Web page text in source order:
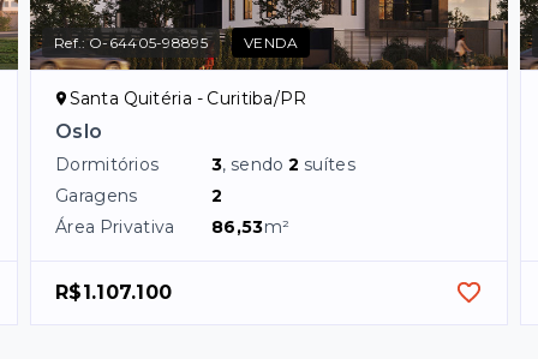
Ref.:O-64405-98895 VENDA
Santa Quitéria - Curitiba/PR
Oslo
Dormitórios 3, sendo2 suítes
Garagens
2
Área Privativa
86,53m²
R$1.107.100